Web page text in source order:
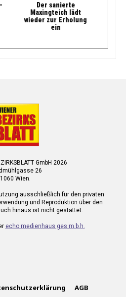
Der sanierte
Maxingteich lädt
wieder zur Erholung
ein
GmbH 2026
26
1060 Wien.
ausschließlich für den privaten
und Reproduktion über den
hinaus ist nicht gestattet.
echo medienhaus ges.m.b.h.
AGB